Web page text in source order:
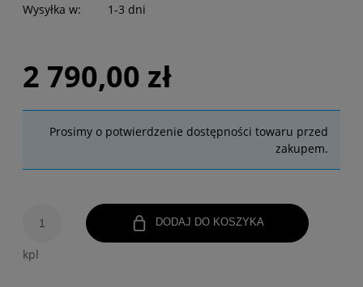
Wysyłka w: 1-3 dni
2 790,00 zł
Prosimy o potwierdzenie dostępności towaru przed
zakupem.
kpl
DODAJ DO KOSZYKA